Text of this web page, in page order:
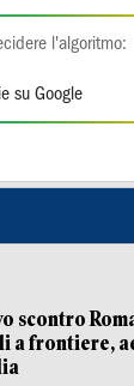
l'algoritmo:
su Google
scontro
a frontiere,